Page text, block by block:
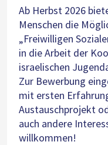
Ab Herbst 2026
Menschen die
„Freiwilligen
in die Arbeit der
israelischen
Zur Bewerbung
mit ersten
Austauschprojekt
auch andere
willkommen!